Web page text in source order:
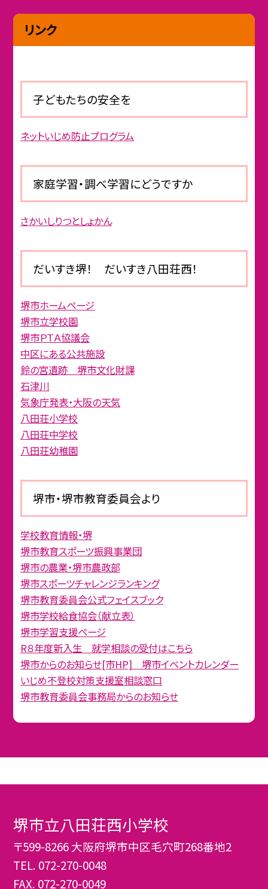
リンク
子どもたちの安全を
ネットいじめ防止プログラム
家庭学習・調べ学習にどうですか
さかいしりつとしょかん
だいすき堺！ だいすき八田荘西！
堺市ホームページ
堺市立学校園
堺市ＰＴＡ協議会
中区にある公共施設
鈴の宮遺跡 堺市文化財課
石津川
気象庁発表・大阪の天気
八田荘小学校
八田荘中学校
八田荘幼稚園
堺市・堺市教育委員会より
学校教育情報・堺
堺市教育スポーツ振興事業団
堺市の農業・堺市農政部
堺市スポーツチャレンジランキング
堺市教育委員会公式フェイスブック
堺市学校給食協会（献立表）
堺市学習支援ページ
R８年度新入生 就学相談の受付はこちら
堺市からのお知らせ[市HP] 堺市イベントカレンダー
いじめ不登校対策支援室相談窓口
堺市教育委員会事務局からのお知らせ
堺市立八田荘西小学校
〒599-8266 大阪府堺市中区毛穴町268番地2
TEL. 072-270-0048
FAX. 072-270-0049